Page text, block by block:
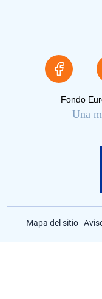
Fondo
Una
Mapa del sitio